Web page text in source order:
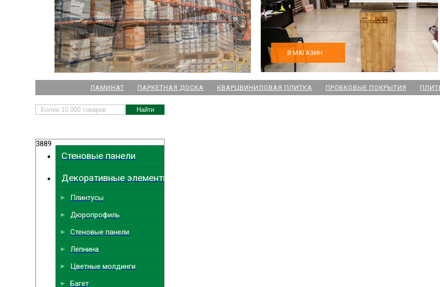
В МАГАЗИН
НАШИ МАГАЗИНЫ
Выбрать
ЛАМИНАТ ПАРКЕТНАЯ ДОСКА КВАРЦВИНИЛОВАЯ ПЛИТКА ПРОБКОВЫЕ ПОКРЫТИЯ
3889
Стеновые панели
Декоративные элементы
Плинтусы
Дюропрофиль
Стеновые панели
Лепнина
Цветные молдинги
Багет